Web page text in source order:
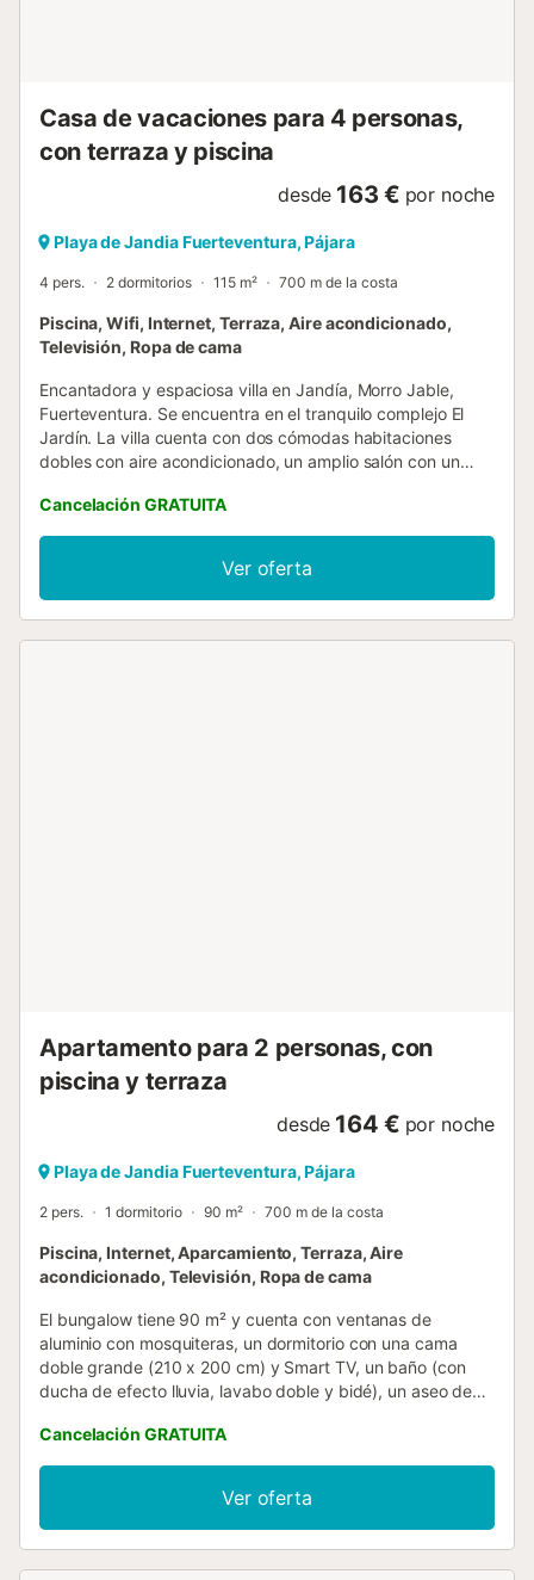
Casa de vacaciones para 4 personas,
con terraza y piscina
desde 163 € por noche
Playa de Jandia Fuerteventura, Pájara
4 pers. 2 dormitorios 115 m² 700 m de la costa
Piscina, Wifi, Internet, Terraza, Aire acondicionado,
Televisión, Ropa de cama
Encantadora y espaciosa villa en Jandía, Morro Jable,
Fuerteventura. Se encuentra en el tranquilo complejo El
Jardín. La villa cuenta con dos cómodas habitaciones
dobles con aire acondicionado, un amplio salón con un
españoles e internacionales. La cocina está totalmente
equipada con electrodomésticos modernos, incluyendo
vitrocerámica, horno, microondas y lavavajillas. La villa
también dispone de dos baños, ambos con ducha. La
amplia y soleada terraza es perfecta para disfrutar del
Cancelación GRATUITA
Ver oferta
Apartamento para 2 personas, con
piscina y terraza
desde 164 € por noche
Playa de Jandia Fuerteventura, Pájara
2 pers. 1 dormitorio 90 m² 700 m de la costa
Piscina, Internet, Aparcamiento, Terraza, Aire
acondicionado, Televisión, Ropa de cama
El bungalow tiene 90 m² y cuenta con ventanas de
aluminio con mosquiteras, un dormitorio con una cama
doble grande (210 x 200 cm) y Smart TV, un baño (con
ducha de efecto lluvia, lavabo doble y bidé), un aseo de
con barra americana, una terraza privada, un lavadero
independiente, una Smart TV grande con canales
alemanes y una piscina justo al lado. Internet: Wi-Fi
Cancelación GRATUITA
Ver oferta